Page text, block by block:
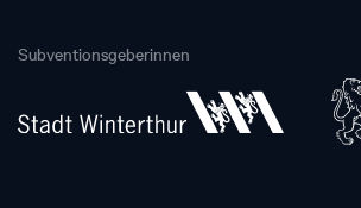
Subventionsgeberinnen